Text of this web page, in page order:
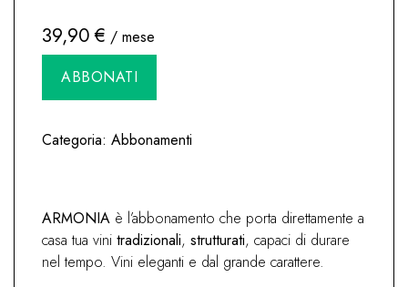
39,90 € / mese
quantità
ABBONATI
Categoria: Abbonamenti
ARMONIA è l’abbonamento che porta direttamente a
casa tua vini tradizionali, strutturati, capaci di durare
nel tempo. Vini eleganti e dal grande carattere.